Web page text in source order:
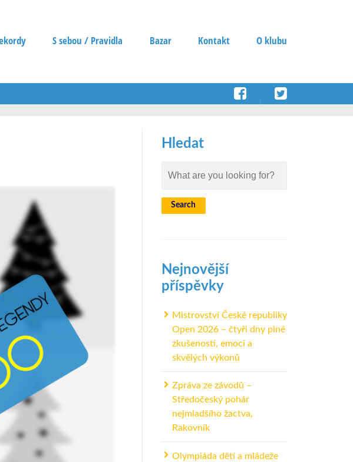
S sebou / Pravidla Bazar Kontakt O klubu
Hledat
Nejnovější
příspěvky
Mistrovství České republiky
Open 2026 – čtyři dny plné
zkušeností, emocí a
skvělých výkonů
Zpráva ze závodů –
Středočeský pohár
nejmladšího žactva,
Rakovník
Olympiáda dětí a mládeže